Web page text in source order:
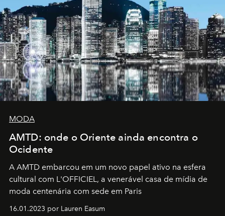
MODA
AMTD: onde o Oriente ainda encontra o
Ocidente
A AMTD embarcou em um novo papel ativo na esfera
cultural com L'OFFICIEL, a venerável casa de mídia de
moda centenária com sede em Paris
16.01.2023 por Lauren Easum